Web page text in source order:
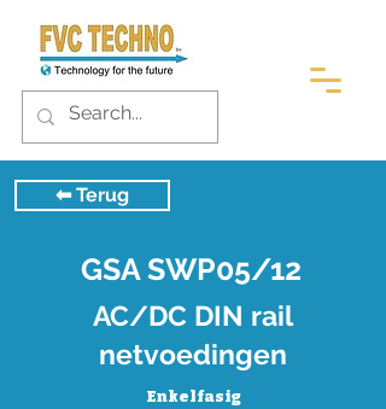
⬅︎ Terug
GSA SWP05/12
AC/DC DIN rail
netvoedingen
Enkelfasig